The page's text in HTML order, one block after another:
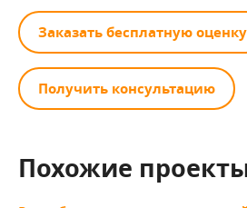
Заказать бесплатную оценку
Получить консультацию
Похожие